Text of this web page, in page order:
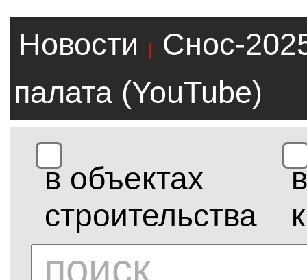
Новости |
Снос-
палата (YouTube)
в объектах
строительства
в